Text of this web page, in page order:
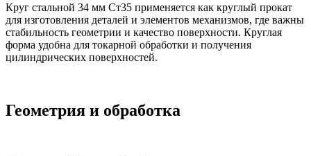
Круг стальной 34 мм Ст35 применяется как круглый прокат
для изготовления деталей и элементов механизмов, где важны
стабильность геометрии и качество поверхности. Круглая
форма удобна для токарной обработки и получения
цилиндрических поверхностей.
Геометрия и обработка